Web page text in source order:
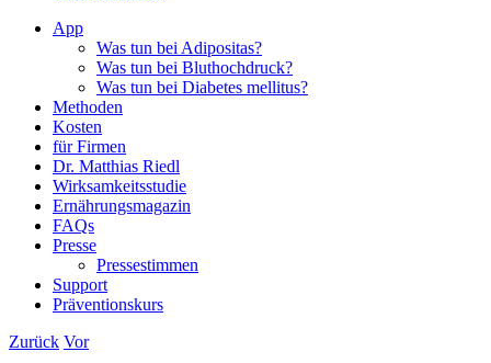
App
Was tun bei Adipositas?
Was tun bei Bluthochdruck?
Was tun bei Diabetes mellitus?
Methoden
Kosten
für Firmen
Dr. Matthias Riedl
Wirksamkeitsstudie
Ernährungsmagazin
FAQs
Presse
Pressestimmen
Support
Präventionskurs
Zurück Vor